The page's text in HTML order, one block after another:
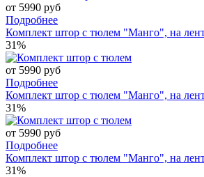
от 5990 руб
Подробнее
Комплект штор с тюлем "Манго", на
31%
от 5990 руб
Подробнее
Комплект штор с тюлем "Манго", на
31%
от 5990 руб
Подробнее
Комплект штор с тюлем "Манго", на
31%